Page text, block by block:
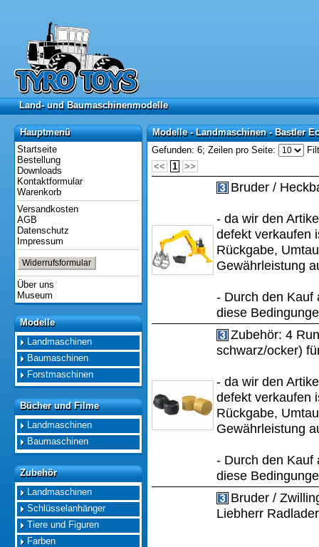
Land- und Baumaschinenmodelle
Land- und Baumaschinenmodelle
Hauptmenü
Hauptmenü
Startseite
Bestellung
Downloads
Kontaktformular
Warenkorb
Versandkosten
AGB
Datenschutz
Impressum
Widerrufsformular
Über uns
Museum
Modelle
Modelle
Landmaschinen
Baumaschinen
Forstmaschinen
Bücher und Filme
Bücher und Filme
Landmaschinen
Baumaschinen
Zubehör
Zubehör
Landmaschinen
Schlüsselanhänger
Tiere und Figuren
Farben
Modelle - Landmaschinen - Bastler
Modelle - Landmaschinen - Bastler
Gefunden: 6; Zeilen pro Seite:
<<
1 >>
Bruder /
- da wir den
defekt verkaufen
Rückgabe,
Gewährleistung
- Durch den Kauf
diese
Zubehör: 4
schwarz/ocker)
- da wir den
defekt verkaufen
Rückgabe,
Gewährleistung
- Durch den Kauf
diese
Bruder /
Liebherr